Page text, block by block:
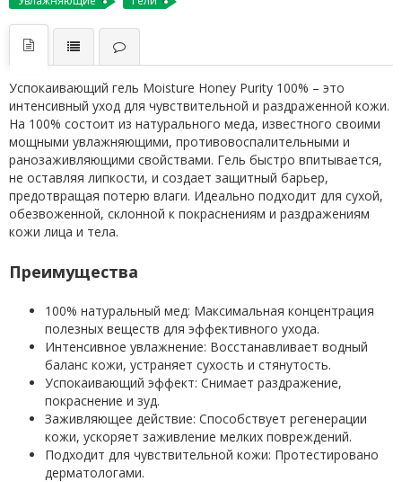
Успокаивающий гель Moisture Honey Purity 100% – это
интенсивный уход для чувствительной и раздраженной кожи.
На 100% состоит из натурального меда, известного своими
мощными увлажняющими, противовоспалительными и
ранозаживляющими свойствами. Гель быстро впитывается,
не оставляя липкости, и создает защитный барьер,
предотвращая потерю влаги. Идеально подходит для сухой,
обезвоженной, склонной к покраснениям и раздражениям
кожи лица и тела.
Преимущества
100% натуральный мед: Максимальная концентрация
полезных веществ для эффективного ухода.
Интенсивное увлажнение: Восстанавливает водный
баланс кожи, устраняет сухость и стянутость.
Успокаивающий эффект: Снимает раздражение,
покраснение и зуд.
Заживляющее действие: Способствует регенерации
кожи, ускоряет заживление мелких повреждений.
Подходит для чувствительной кожи: Протестировано
дерматологами.